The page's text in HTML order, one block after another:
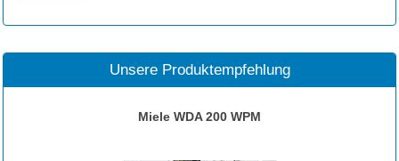
Unsere Produktempfehlung
Miele WDA 200 WPM